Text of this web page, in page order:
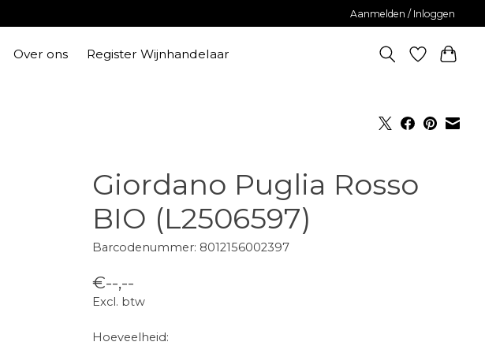
Aanmelden / Inloggen
Over ons Register Wijnhandelaar
Giordano Puglia Rosso
BIO (L2506597)
Barcodenummer: 8012156002397
€--,--
Excl. btw
Hoeveelheid: